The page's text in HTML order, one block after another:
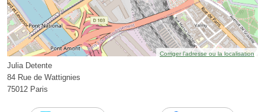
Corriger l’adresse ou la localisation
Julia Detente
84 Rue de Wattignies
75012 Paris